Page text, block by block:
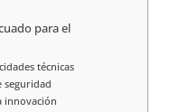
para el
técnicas
seguridad
innovación